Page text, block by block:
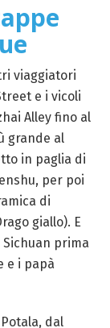
viaggiatori
e i vicoli
Alley fino al
grande al
in paglia di
per poi
di
giallo). E
prima
e i papà
dal